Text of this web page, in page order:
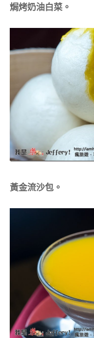
焗烤奶油白菜。
黃金流沙包。